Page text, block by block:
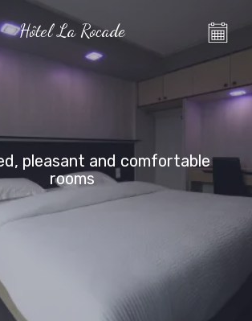
Hôtel La Rocade
pleasant and comfortable
rooms